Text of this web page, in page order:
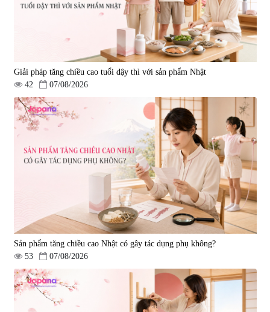
Giải pháp tăng chiều cao tuổi dậy thì với sản phẩm Nhật
42
07/08/2026
Sản phẩm tăng chiều cao Nhật có gây tác dụng phụ không?
53
07/08/2026